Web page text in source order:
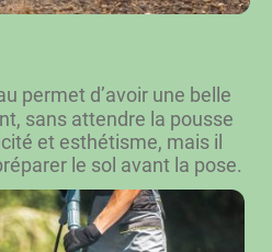
permet d’avoir une belle
sans attendre la pousse
et esthétisme, mais il
le sol avant la pose.